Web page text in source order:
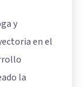
y
en el
la